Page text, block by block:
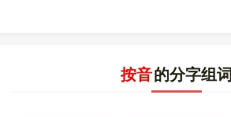
按音的分字组词